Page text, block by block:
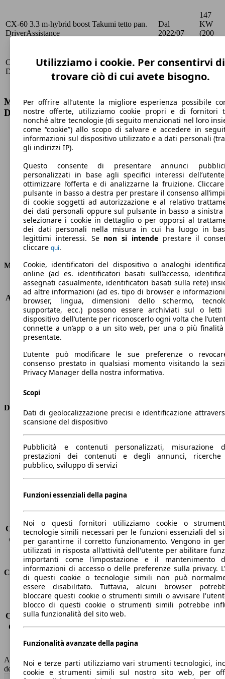
CX-60 3.3 m-hybrid boost Takumi tetto pan.
DriverAssistance
Dal
2022/07
147
KW
(200
CX-60 3.3 m-hybrid boost Takumi tetto pan.
DriverAssistance
Dal
2022/07
KW
PS)
Mazda CX-60 3.3 m-hybrid boost Takumi tetto pan.
DriverAssistance Dati tecnici
212 km/h
Velocità massima
Elettrica/Diesel
Carburante
Motore e Prestazioni
KW (PS)
147 kW (200 PS)
Accelerazione (0-100 km/h) 8.4s
Velocità massima (km/h)
212 km/h
Numero di marce
8
Coppia
450 nm
Cilindrata
Carburante
Elettrica/Diesel
Cilindri
6
Trasmissione
Automatico
Dimensioni
Larghezza
1890 mm
Passo
2870 mm
Porte
5
Capacità di traino (senza freni)
-
Capacità di traino (con freni)
2500 kg
Volume del bagagliaio
570 - 1726 l
Consumi
Emissioni di CO2*
-
Consumo (urbano)
-
Consumo (extra-urbano) -
Consumo (combinato)* -
Classe di emissione
AutoScout24 non si assume alcuna responsabilità per la correttezza
dei dati.
Utilizziamo i cookie. Per consentirvi di
trovare ciò di cui avete bisogno.
Per offrire all’utente la migliore esperienza possibile
nostre offerte, utilizziamo cookie propri e di fornitori
nonché altre tecnologie (di seguito menzionati nel loro
come “cookie”) allo scopo di salvare e accedere in
informazioni sul dispositivo utilizzato e a dati personali
gli indirizzi IP).
Questo consente di presentare annunci
personalizzati in base agli specifici interessi
ottimizzare l’offerta e di analizzarne la fruizione.
pulsante in basso a destra per prestare il consenso
di cookie soggetti ad autorizzazione e al relativo
dei dati personali oppure sul pulsante in basso a
selezionare i cookie in dettaglio o per opporsi al
dei dati personali nella misura in cui ha luogo in
legittimi interessi. Se non si intendeprestare il
cliccare qui.
Cookie, identificatori del dispositivo o analoghi
online (ad es. identificatori basati sull’accesso,
assegnati casualmente, identificatori basati sulla rete)
ad altre informazioni (ad es. tipo di browser e
browser, lingua, dimensioni dello schermo,
supportate, ecc.) possono essere archiviati sul o
dispositivo dell’utente per riconoscerlo ogni volta che
connette a un’app o a un sito web, per una o più
presentate.
L’utente può modificare le sue preferenze o
consenso prestato in qualsiasi momento visitando la
Privacy Manager della nostra informativa.
Scopi
Dati di geolocalizzazione precisi e identificazione
scansione del dispositivo
Pubblicità e contenuti personalizzati, misurazione
prestazioni dei contenuti e degli annunci,
pubblico, sviluppo di servizi
Funzioni essenziali della pagina
Noi o questi fornitori utilizziamo cookie o
tecnologie simili necessari per le funzioni essenziali del
per garantirne il corretto funzionamento. Vengono in
utilizzati in risposta all'attività dell'utente per abilitare
importanti come l'impostazione e il mantenimento
informazioni di accesso o delle preferenze sulla privacy.
di questi cookie o tecnologie simili non può
essere disabilitato. Tuttavia, alcuni browser
bloccare questi cookie o strumenti simili o avvisare
blocco di questi cookie o strumenti simili potrebbe
sulla funzionalità del sito web.
Funzionalità avanzate della pagina
Noi e terze parti utilizziamo vari strumenti tecnologici,
cookie e strumenti simili sul nostro sito web, per